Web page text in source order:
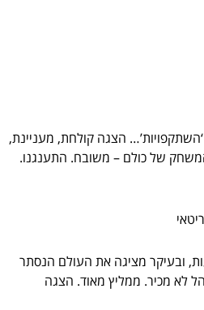
הצגה קולחת, מעניינת,
של כולם – משובח. התענגנו.
ובעיקר מציגה את העולם הנסתר
לא מכיר. ממליץ מאוד. הצגה